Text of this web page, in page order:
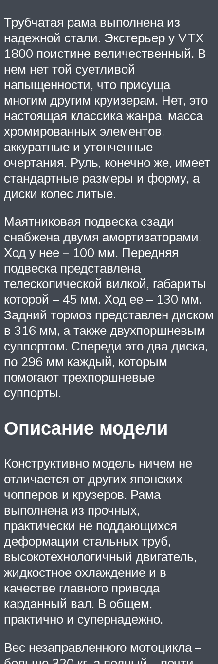
Трубчатая рама выполнена из
надежной стали. Экстерьер у VTX
1800 поистине величественный. В
нем нет той суетливой
напыщенности, что присуща
многим другим круизерам. Нет, это
настоящая классика жанра, масса
хромированных элементов,
аккуратные и утонченные
очертания. Руль, конечно же, имеет
стандартные размеры и форму, а
диски колес литые.
Маятниковая подвеска сзади
снабжена двумя амортизаторами.
Ход у нее – 100 мм. Передняя
подвеска представлена
телескопической вилкой, габариты
которой – 45 мм. Ход ее – 130 мм.
Задний тормоз представлен диском
в 316 мм, а также двухпоршневым
суппортом. Спереди это два диска,
по 296 мм каждый, которым
помогают трехпоршневые
суппорты.
Описание модели
Конструктивно модель ничем не
отличается от других японских
чопперов и крузеров. Рама
выполнена из прочных,
практически не поддающихся
деформации стальных труб,
высокотехнологичный двигатель,
жидкостное охлаждение и в
качестве главного привода
карданный вал. В общем,
практично и супернадежно.
Вес незаправленного мотоцикла –